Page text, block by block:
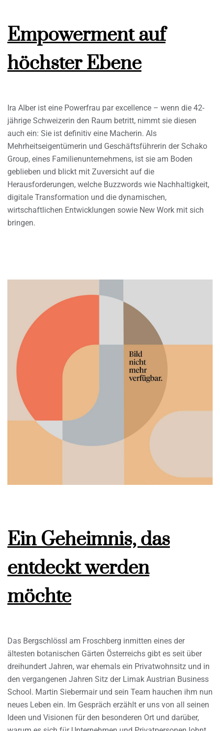
Empowerment auf
höchster Ebene
Ira Alber ist eine Powerfrau par excellence – wenn die 42-
jährige Schweizerin den Raum betritt, nimmt sie diesen
auch ein: Sie ist definitiv eine Macherin. Als
Mehrheitseigentümerin und Geschäftsführerin der Schako
Group, eines Familienunternehmens, ist sie am Boden
geblieben und blickt mit Zuversicht auf die
Herausforderungen, welche Buzzwords wie Nachhaltigkeit,
digitale Transformation und die dynamischen,
wirtschaftlichen Entwicklungen sowie New Work mit sich
bringen.
Ein Geheimnis, das
entdeckt werden
möchte
Das Bergschlössl am Froschberg inmitten eines der
ältesten botanischen Gärten Österreichs gibt es seit über
dreihundert Jahren, war ehemals ein Privatwohnsitz und in
den vergangenen Jahren Sitz der Limak Austrian Business
School. Martin Siebermair und sein Team hauchen ihm nun
neues Leben ein. Im Gespräch erzählt er uns von all seinen
Ideen und Visionen für den besonderen Ort und darüber,